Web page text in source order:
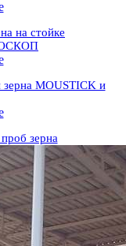
на стойке
MOUSTICK и
зерна